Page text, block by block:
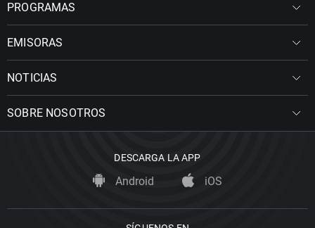
PROGRAMAS
EMISORAS
NOTICIAS
SOBRE NOSOTROS
DESCARGA LA APP
Android iOS